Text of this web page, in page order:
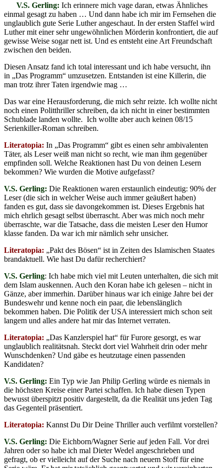
V.S. Gerling: Ich erinnere mich vage daran, etwas Ähnliches
einmal gesagt zu haben … Und dann habe ich mir im Fernsehen die
unglaublich gute Serie Luther angeschaut. In der ersten Staffel wird
Luther mit einer sehr ungewöhnlichen Mörderin konfrontiert, die auf
gewisse Weise sogar nett ist. Und es entsteht eine Art Freundschaft
zwischen den beiden.
Diesen Ansatz fand ich total interessant und ich habe versucht, ihn
in „Das Programm“ umzusetzen. Entstanden ist eine Killerin, die
man trotz ihrer Taten irgendwie mag …
Das war eine Herausforderung, die mich sehr reizte. Ich wollte nicht
noch einen Politthriller schreiben, da ich nicht in einer bestimmten
Schublade landen wollte. Ich wollte aber auch keinen 08/15
Serienkiller-Roman schreiben.
Literatopia: In „Das Programm“ gibt es einen sehr ambivalenten
Täter, als Leser weiß man nicht so recht, wie man ihm gegenüber
empfinden soll. Welche Reaktionen hast Du von deinen Lesern
bekommen? Wie wurden die Motive aufgefasst?
V.S. Gerling: Die Reaktionen waren erstaunlich eindeutig: 90% der
Leser (die sich in welcher Weise auch immer geäußert haben)
fanden es gut, dass sie davongekommen ist. Dieses Ergebnis hat
mich ehrlich gesagt selbst überrascht. Aber was mich noch mehr
überraschte, war die Tatsache, dass die meisten Leser den Humor
klasse fanden. Da war ich mir nämlich sehr unsicher.
Literatopia: „Pakt des Bösen“ ist in Zeiten des Islamischen Staates
brandaktuell. Wie hast Du dafür recherchiert?
V.S. Gerling: Ich habe mich viel mit Leuten unterhalten, die sich mit
dem Islam auskennen. Auch den Koran habe ich gelesen – nicht in
Gänze, aber immerhin. Darüber hinaus war ich einige Jahre bei der
Bundeswehr und kenne noch ein paar, die lebenslänglich
bekommen haben. Die Politik der USA interessiert mich schon seit
langem und alles andere hat mir das Internet verraten.
Literatopia: „Das Kanzlerspiel hat“ für Furore gesorgt, es war
unglaublich realitätsnah. Steckt dort viel Wahrheit drin oder mehr
Wunschdenken? Und gäbe es heutzutage einen passenden
Kandidaten?
V.S. Gerling: Ein Typ wie Jan Philip Gerling würde es niemals in
die höchsten Kreise einer Partei schaffen. Ich habe diesen Typen
bewusst überspitzt positiv dargestellt, da die Realität uns jeden Tag
das Gegenteil präsentiert.
Literatopia: Kannst Du Dir Deine Thriller auch verfilmt vorstellen?
V.S. Gerling: Die Eichborn/Wagner Serie auf jeden Fall. Vor drei
Jahren oder so habe ich mal Dieter Wedel angeschrieben und
gefragt, ob er vielleicht auf der Suche nach neuem Stoff für eine